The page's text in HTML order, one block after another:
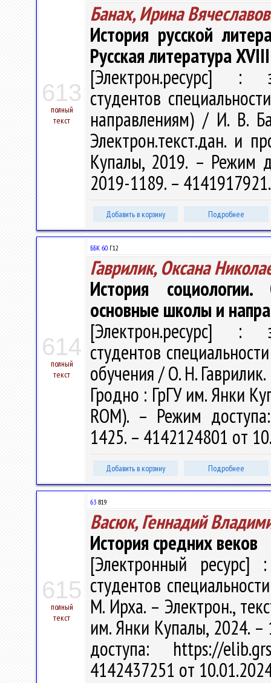
613
полный
текст
Банах, Ирина
История русской
Русская литература
[Электрон.ресурс] :
студентов
направлениям) / И. В.
Электрон.текст.дан. и
Купалы, 2019. – Режим
2019-1189. –
Добавить в корзину Подробнее
614
полный
текст
ББК 60.Г12
Гаврилик, Оксана
История социологии.
основные школы и
[Электрон.ресурс] :
студентов
обучения / О. Н.
Гродно : ГрГУ им. Янки
ROM). – Режим
1425. – 4142124801 от
Добавить в корзину Подробнее
615
полный
текст
63 В19
Васюк, Геннадий
История средних веков
[Электронный ресурс]
студентов
М. Ирха. – Электрон.,
им. Янки Купалы, 2024. –
доступа: https://
4142437251 от